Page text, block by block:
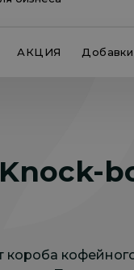
АКЦИЯ
Knock-
короба